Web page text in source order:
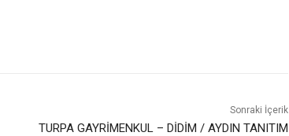
Sonraki İçerik
TURPA GAYRİMENKUL – DİDİM / AYDIN TANITIM